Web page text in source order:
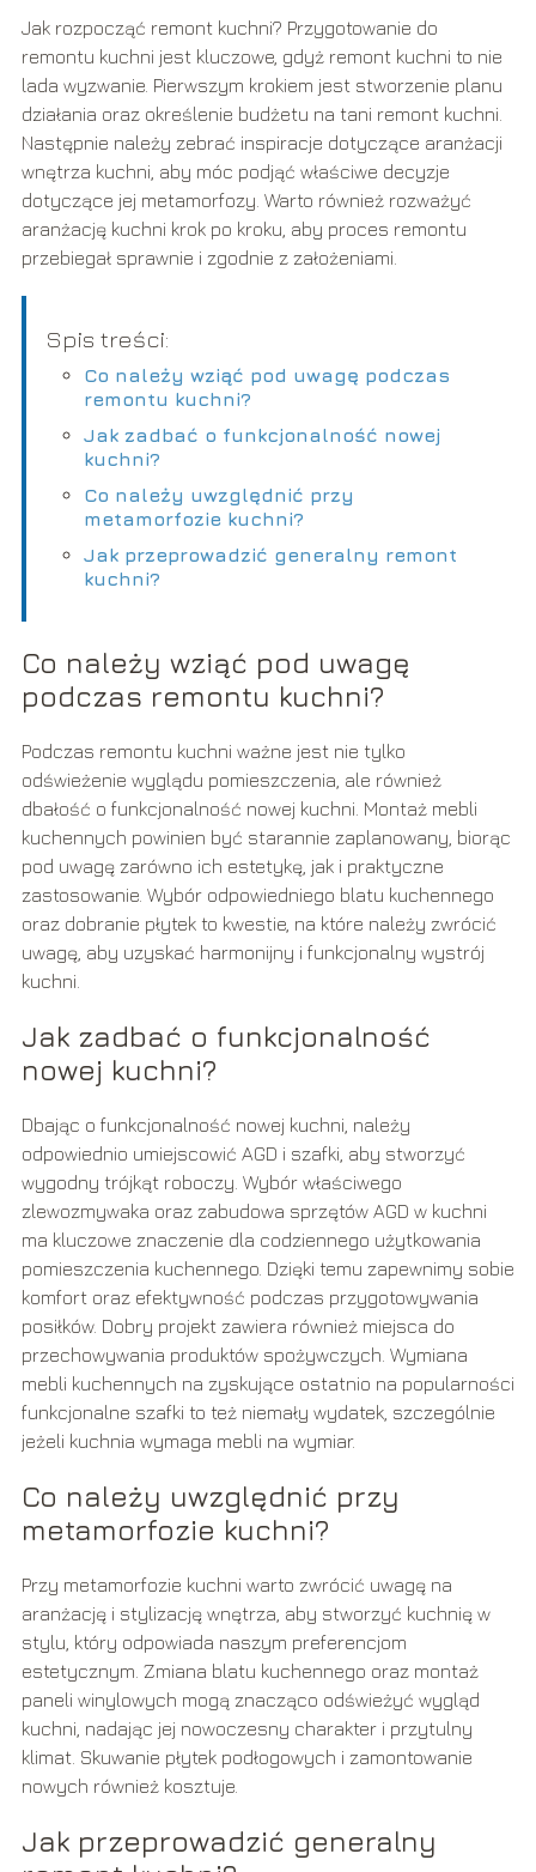
Jak rozpocząć remont kuchni? Przygotowanie do
remontu kuchni jest kluczowe, gdyż remont kuchni to nie
lada wyzwanie. Pierwszym krokiem jest stworzenie planu
działania oraz określenie budżetu na tani remont kuchni.
Następnie należy zebrać inspiracje dotyczące aranżacji
wnętrza kuchni, aby móc podjąć właściwe decyzje
dotyczące jej metamorfozy. Warto również rozważyć
aranżację kuchni krok po kroku, aby proces remontu
przebiegał sprawnie i zgodnie z założeniami.
Spis treści:
Co należy wziąć pod uwagę podczas
remontu kuchni?
Jak zadbać o funkcjonalność nowej
kuchni?
Co należy uwzględnić przy
metamorfozie kuchni?
Jak przeprowadzić generalny remont
kuchni?
Co należy wziąć pod uwagę
podczas remontu kuchni?
Podczas remontu kuchni ważne jest nie tylko
odświeżenie wyglądu pomieszczenia, ale również
dbałość o funkcjonalność nowej kuchni. Montaż mebli
kuchennych powinien być starannie zaplanowany, biorąc
pod uwagę zarówno ich estetykę, jak i praktyczne
zastosowanie. Wybór odpowiedniego blatu kuchennego
oraz dobranie płytek to kwestie, na które należy zwrócić
uwagę, aby uzyskać harmonijny i funkcjonalny wystrój
kuchni.
Jak zadbać o funkcjonalność
nowej kuchni?
Dbając o funkcjonalność nowej kuchni, należy
odpowiednio umiejscowić AGD i szafki, aby stworzyć
wygodny trójkąt roboczy. Wybór właściwego
zlewozmywaka oraz zabudowa sprzętów AGD w kuchni
ma kluczowe znaczenie dla codziennego użytkowania
pomieszczenia kuchennego. Dzięki temu zapewnimy sobie
komfort oraz efektywność podczas przygotowywania
posiłków. Dobry projekt zawiera również miejsca do
przechowywania produktów spożywczych. Wymiana
mebli kuchennych na zyskujące ostatnio na popularności
funkcjonalne szafki to też niemały wydatek, szczególnie
jeżeli kuchnia wymaga mebli na wymiar.
Co należy uwzględnić przy
metamorfozie kuchni?
Przy metamorfozie kuchni warto zwrócić uwagę na
aranżację i stylizację wnętrza, aby stworzyć kuchnię w
stylu, który odpowiada naszym preferencjom
estetycznym. Zmiana blatu kuchennego oraz montaż
paneli winylowych mogą znacząco odświeżyć wygląd
kuchni, nadając jej nowoczesny charakter i przytulny
klimat. Skuwanie płytek podłogowych i zamontowanie
nowych również kosztuje.
Jak przeprowadzić generalny